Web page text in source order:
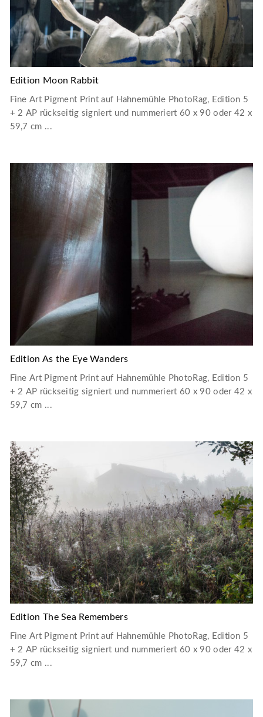
Edition Moon Rabbit
Fine Art Pigment Print auf Hahnemühle PhotoRag, Edition 5
+ 2 AP rückseitig signiert und nummeriert 60 x 90 oder 42 x
59,7 cm ...
Edition As the Eye Wanders
Fine Art Pigment Print auf Hahnemühle PhotoRag, Edition 5
+ 2 AP rückseitig signiert und nummeriert 60 x 90 oder 42 x
59,7 cm ...
Edition The Sea Remembers
Fine Art Pigment Print auf Hahnemühle PhotoRag, Edition 5
+ 2 AP rückseitig signiert und nummeriert 60 x 90 oder 42 x
59,7 cm ...